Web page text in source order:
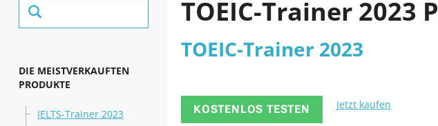
DIE MEISTVERKAUFTEN
PRODUKTE
IELTS-Trainer 2023
TOEIC-Trainer 2023
TOEIC-Trainer 2023
KOSTENLOS TESTEN Jetzt kaufen